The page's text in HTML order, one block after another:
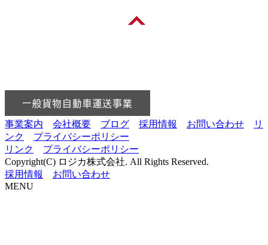
事業案内 会社概要 ブログ 採用情報 お問い合わせ
リ
ンク
プライバシーポリシー
リンク
プライバシーポリシー
Copyright(C) ロジカ株式会社. All Rights Reserved.
採用情報
お問い合わせ
MENU